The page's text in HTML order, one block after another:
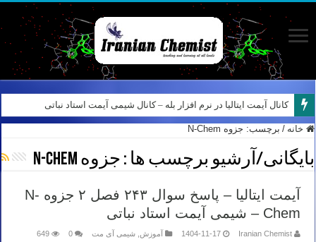
کانال آیمت ایتالیا در نرم افزار بله – کانال شیمی آیمت استاد نباتی
خانه / برچسب: جزوه N-Chem
بایگانی/آرشیو برچسب ها : جزوه N-Chem
آیمت ایتالیا – پاسخ سوال ۲۴۳ فصل ۲ جزوه N-
Chem – شیمی آیمت استاد نباتی
Iranian Chemist
1404-11-17 آموزش شیمی آی مت 0
649